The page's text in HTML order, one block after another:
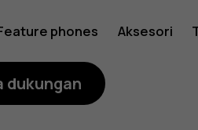
phones Aksesori
dukungan